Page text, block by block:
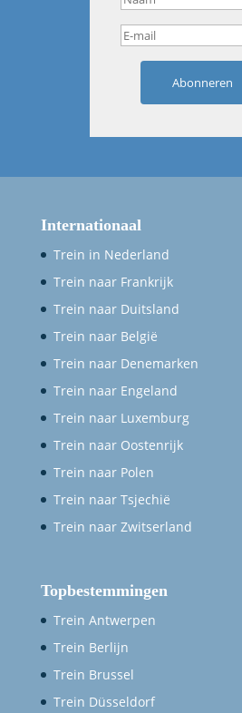
Abonneren
Internationaal
Trein in Nederland
Trein naar Frankrijk
Trein naar Duitsland
Trein naar België
Trein naar Denemarken
Trein naar Engeland
Trein naar Luxemburg
Trein naar Oostenrijk
Trein naar Polen
Trein naar Tsjechië
Trein naar Zwitserland
Topbestemmingen
Trein Antwerpen
Trein Berlijn
Trein Brussel
Trein Düsseldorf